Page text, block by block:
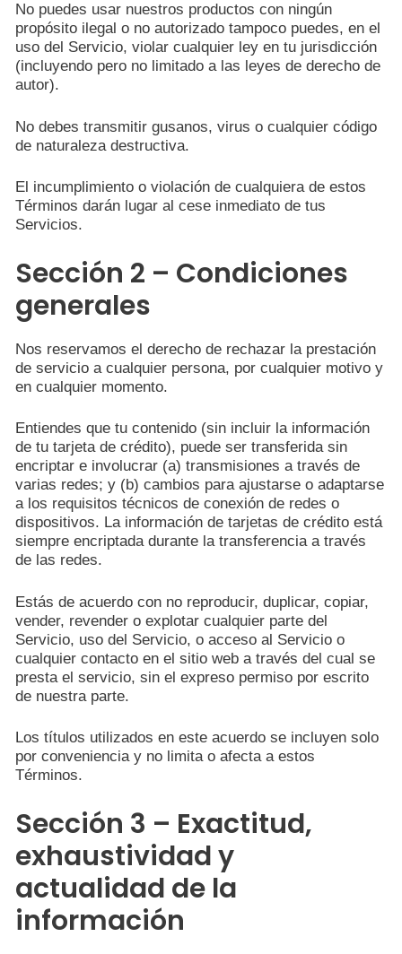
No puedes usar nuestros productos con ningún
propósito ilegal o no autorizado tampoco puedes, en el
uso del Servicio, violar cualquier ley en tu jurisdicción
(incluyendo pero no limitado a las leyes de derecho de
autor).
No debes transmitir gusanos, virus o cualquier código
de naturaleza destructiva.
El incumplimiento o violación de cualquiera de estos
Términos darán lugar al cese inmediato de tus
Servicios.
Sección 2 – Condiciones
generales
Nos reservamos el derecho de rechazar la prestación
de servicio a cualquier persona, por cualquier motivo y
en cualquier momento.
Entiendes que tu contenido (sin incluir la información
de tu tarjeta de crédito), puede ser transferida sin
encriptar e involucrar (a) transmisiones a través de
varias redes; y (b) cambios para ajustarse o adaptarse
a los requisitos técnicos de conexión de redes o
dispositivos. La información de tarjetas de crédito está
siempre encriptada durante la transferencia a través
de las redes.
Estás de acuerdo con no reproducir, duplicar, copiar,
vender, revender o explotar cualquier parte del
Servicio, uso del Servicio, o acceso al Servicio o
cualquier contacto en el sitio web a través del cual se
presta el servicio, sin el expreso permiso por escrito
de nuestra parte.
Los títulos utilizados en este acuerdo se incluyen solo
por conveniencia y no limita o afecta a estos
Términos.
Sección 3 – Exactitud,
exhaustividad y
actualidad de la
información